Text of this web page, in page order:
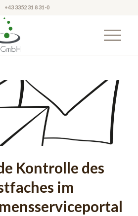
+43 3352 31 8 31-0
Kontrolle des
im